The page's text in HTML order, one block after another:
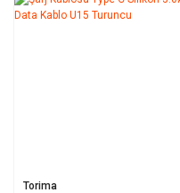
Torima